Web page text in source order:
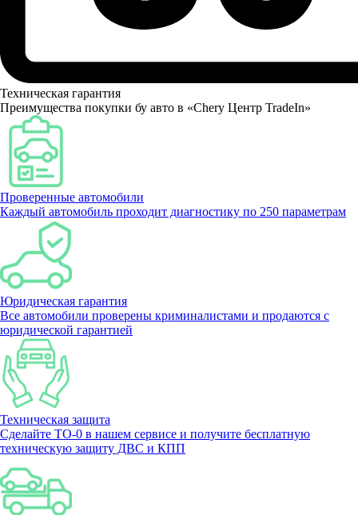
Техническая гарантия
Преимущества покупки бу авто в «Chery Центр TradeIn»
Проверенные автомобили
Каждый автомобиль проходит диагностику по 250 параметрам
Юридическая гарантия
Все автомобили проверены криминалистами и продаются с
юридической гарантией
Техническая защита
Сделайте ТО-0 в нашем сервисе и получите бесплатную
техническую защиту ДВС и КПП